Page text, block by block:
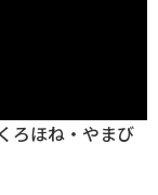
ろほね・やまび